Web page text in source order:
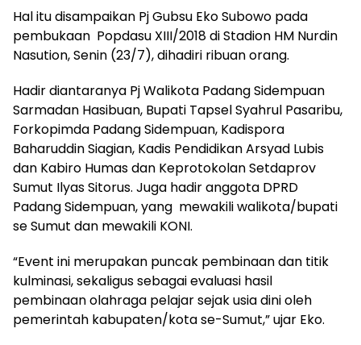
Hal itu disampaikan Pj Gubsu Eko Subowo pada
pembukaan Popdasu XIII/2018 di Stadion HM Nurdin
Nasution, Senin (23/7), dihadiri ribuan orang.
Hadir diantaranya Pj Walikota Padang Sidempuan
Sarmadan Hasibuan, Bupati Tapsel Syahrul Pasaribu,
Forkopimda Padang Sidempuan, Kadispora
Baharuddin Siagian, Kadis Pendidikan Arsyad Lubis
dan Kabiro Humas dan Keprotokolan Setdaprov
Sumut Ilyas Sitorus. Juga hadir anggota DPRD
Padang Sidempuan, yang mewakili walikota/bupati
se Sumut dan mewakili KONI.
“Event ini merupakan puncak pembinaan dan titik
kulminasi, sekaligus sebagai evaluasi hasil
pembinaan olahraga pelajar sejak usia dini oleh
pemerintah kabupaten/kota se-Sumut,” ujar Eko.